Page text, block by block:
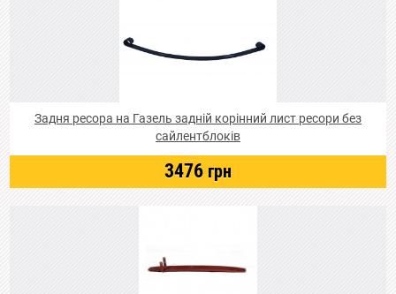
Задня ресора на Газель задній корінний лист ресори без
сайлентблоків
3476 грн